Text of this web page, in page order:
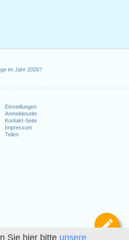
Sie hier bitte unsere
im Jahr 2026?
Einstellungen
Anmeldeseite
Kontakt-Seite
Impressum
Teilen